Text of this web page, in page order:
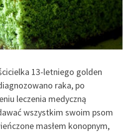
13-letniego golden
raka, po
leczenia medyczną
wszystkim swoim psom
masłem konopnym,